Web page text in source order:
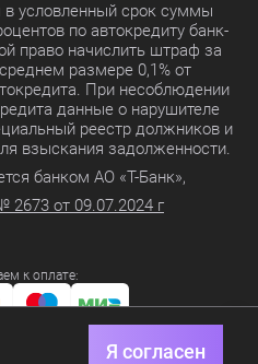
в условленный срок суммы
по автокредиту банк-
право начислить штраф за
размере 0,1% от
При несоблюдении
данные о нарушителе
реестр должников и
взыскания задолженности.
банком АО «Т-Банк»,
от 09.07.2024 г
к оплате:
персональных данных
Я согласен